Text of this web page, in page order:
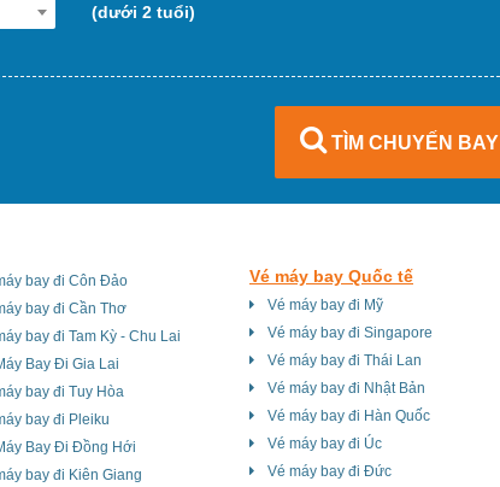
(dưới 2 tuổi)
TÌM CHUYẾN BAY
bay đi Côn Đảo
bay đi Cần Thơ
bay đi Tam Kỳ - Chu Lai
Bay Đi Gia Lai
bay đi Tuy Hòa
bay đi Pleiku
Bay Đi Đồng Hới
bay đi Kiên Giang
Vé máy bay Quốc tế
Vé máy bay đi Mỹ
Vé máy bay đi Singapore
Vé máy bay đi Thái Lan
Vé máy bay đi Nhật Bản
Vé máy bay đi Hàn Quốc
Vé máy bay đi Úc
Vé máy bay đi Đức